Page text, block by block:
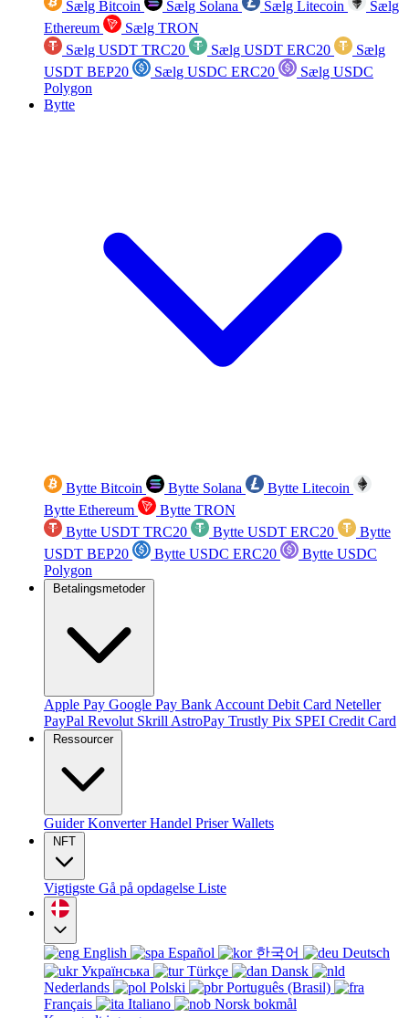
Sælg Bitcoin Sælg Solana Sælg Litecoin
Sælg
Ethereum
Sælg TRON
Sælg USDT TRC20
Sælg USDT ERC20
Sælg
USDT BEP20
Sælg USDC ERC20
Sælg USDC
Polygon
Bytte
Bytte Bitcoin Bytte Solana
Bytte Litecoin
Bytte Ethereum
Bytte TRON
Bytte USDT TRC20
Bytte USDT ERC20
Bytte
USDT BEP20
Bytte USDC ERC20
Bytte USDC
Polygon
Betalingsmetoder
Apple Pay Google Pay Bank Account Debit Card Neteller
PayPal Revolut Skrill AstroPay Trustly Pix SPEI Credit Card
Ressourcer
GuiderKonverterHandel PriserWallets
NFT
Vigtigste Gå på opdagelse Liste
English Español 한국어
Deutsch
Українська
Türkçe
Dansk
Nederlands
Polski
Português (Brasil)
Français
Italiano
Norsk bokmål